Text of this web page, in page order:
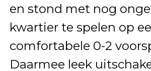
en stond met nog
kwartier te spelen op
comfortabele 0-2
Daarmee leek